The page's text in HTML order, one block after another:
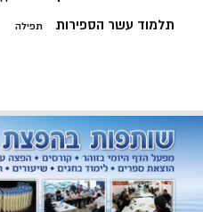
תלמוד עשר הספירות תפילה